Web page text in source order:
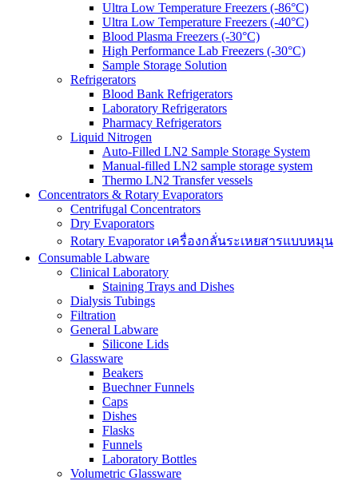
Ultra Low Temperature Freezers (-86°C)
Ultra Low Temperature Freezers (-40°C)
Blood Plasma Freezers (-30°C)
High Performance Lab Freezers (-30°C)
Sample Storage Solution
Refrigerators
Blood Bank Refrigerators
Laboratory Refrigerators
Pharmacy Refrigerators
Liquid Nitrogen
Auto-Filled LN2 Sample Storage System
Manual-filled LN2 sample storage system
Thermo LN2 Transfer vessels
Concentrators & Rotary Evaporators
Centrifugal Concentrators
Dry Evaporators
Rotary Evaporator เครื่องกลั่นระเหยสารแบบหมุน
Consumable Labware
Clinical Laboratory
Staining Trays and Dishes
Dialysis Tubings
Filtration
General Labware
Silicone Lids
Glassware
Beakers
Buechner Funnels
Caps
Dishes
Flasks
Funnels
Laboratory Bottles
Volumetric Glassware